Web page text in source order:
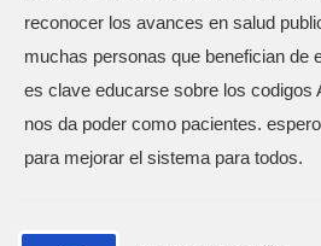
reconocer los avances en salud
muchas personas que benefician de
es clave educarse sobre los codigos
nos da poder como pacientes.
para mejorar el sistema para todos.